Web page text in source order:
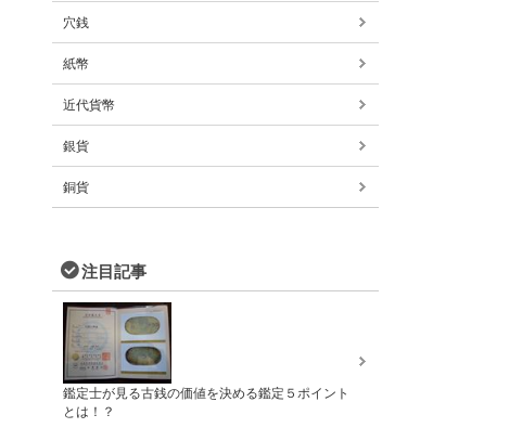
穴銭
紙幣
近代貨幣
銀貨
銅貨
注目記事
鑑定士が見る古銭の価値を決める鑑定５ポイント
とは！？